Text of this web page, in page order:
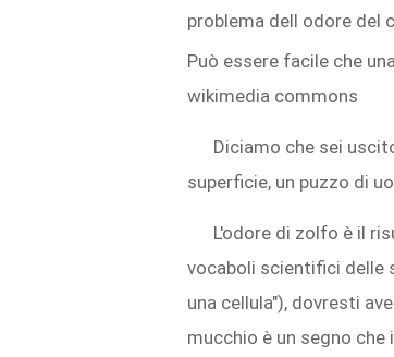
Può essere facile che
wikimedia commons
Diciamo che sei
superficie, un puzzo di
L'odore di zolfo è il
vocaboli scientifici delle
una cellula"), dovresti
mucchio è un segno